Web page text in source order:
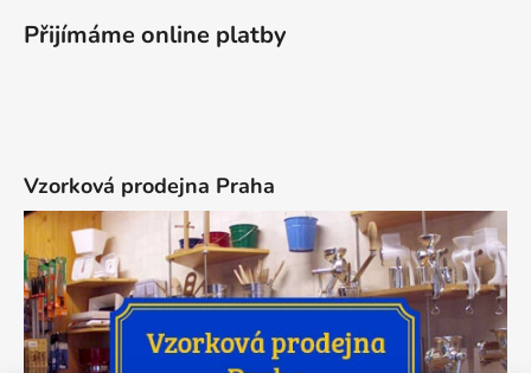
Přijímáme online platby
Vzorková prodejna Praha